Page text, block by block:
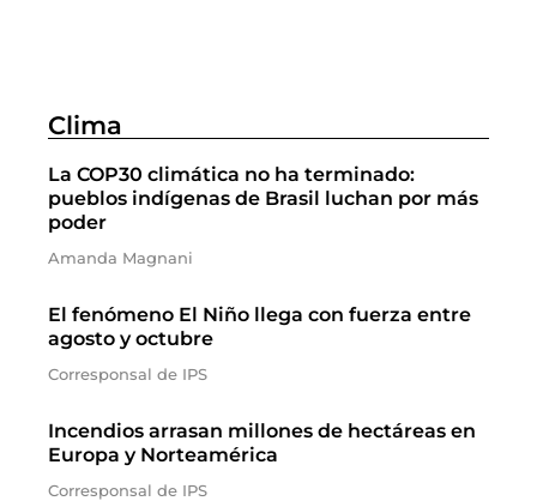
Clima
La COP30 climática no ha terminado:
pueblos indígenas de Brasil luchan por más
poder
Amanda Magnani
El fenómeno El Niño llega con fuerza entre
agosto y octubre
Corresponsal de IPS
Incendios arrasan millones de hectáreas en
Europa y Norteamérica
Corresponsal de IPS